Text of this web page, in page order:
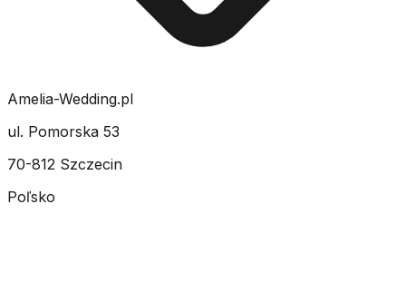
Amelia-Wedding.pl
ul. Pomorska 53
70-812 Szczecin
Poľsko